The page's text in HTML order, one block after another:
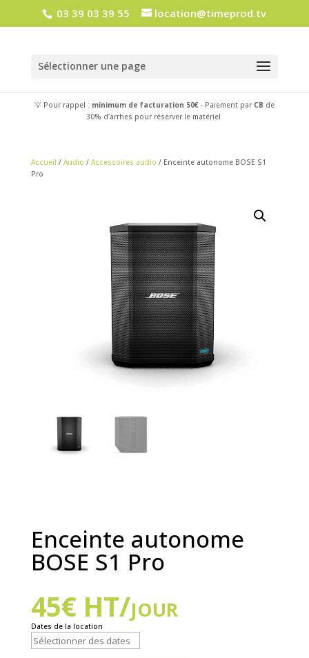
03 39 03 39 55 location@timeprod.tv
Sélectionner une page
💡 Pour rappel : minimum de facturation 50€ - Paiement par CB de
30% d'arrhes pour réserver le matériel
Accueil / Audio / Accessoires audio / Enceinte autonome BOSE S1
Pro
Enceinte autonome
BOSE S1 Pro
45€HT/jour
Dates de la location